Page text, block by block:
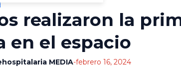
realizaron la
en el espacio
MEDIA-febrero 16, 2024